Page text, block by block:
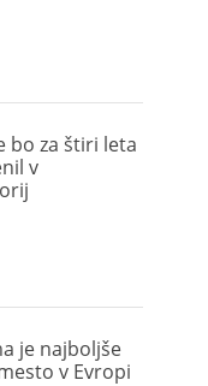
bo za štiri leta
v
je najboljše
v Evropi